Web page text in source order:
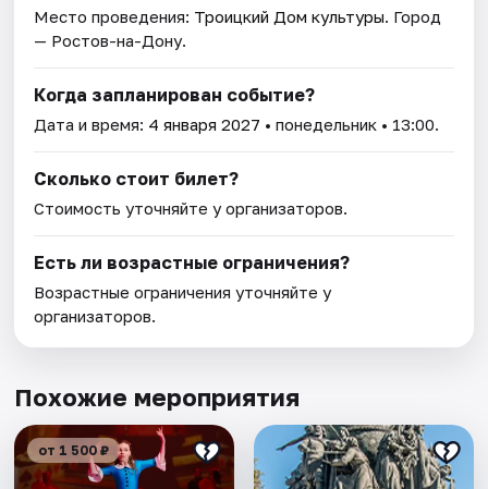
Место проведения: Троицкий Дом культуры. Город
— Ростов-на-Дону.
Когда запланирован событие?
Дата и время: 4 января 2027 • понедельник • 13:00.
Сколько стоит билет?
Стоимость уточняйте у организаторов.
Есть ли возрастные ограничения?
Возрастные ограничения уточняйте у
организаторов.
Похожие мероприятия
от 1 500 ₽